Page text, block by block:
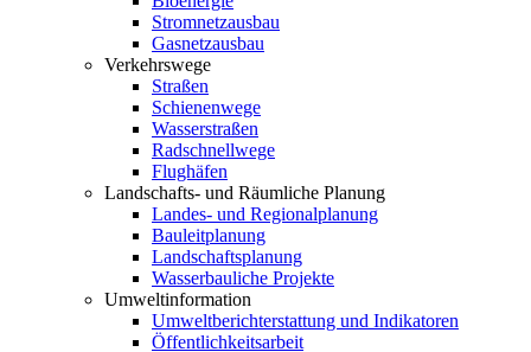
Stromnetzausbau
Gasnetzausbau
Verkehrswege
Straßen
Schienenwege
Wasserstraßen
Radschnellwege
Flughäfen
Landschafts- und Räumliche Planung
Landes- und Regionalplanung
Bauleitplanung
Landschaftsplanung
Wasserbauliche Projekte
Umweltinformation
Umweltberichterstattung und Indikatoren
Öffentlichkeitsarbeit